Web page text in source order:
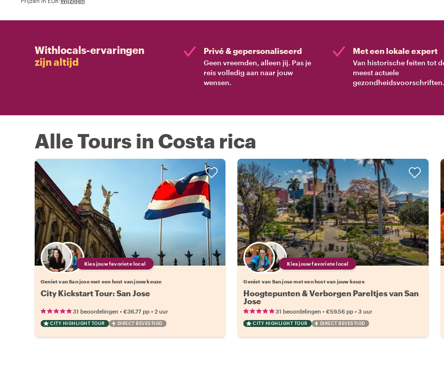
Withlocals-ervaringen
zijn altijd
Privé & gepersonaliseerd
Geen vreemden, alleen jij. Pas je
reis volledig aan naar jouw
wensen.
Met een lokale expert
Van historische feiten tot
meest actuele
gezondheidsvoorschriften.
Alle Tours in Costa rica
Kies jouw favoriete local
Geniet van San jose met een host van jouw keuze
City Kickstart Tour: San Jose
31 beoordelingen • €36.77 pp • 2 uur
CITY HIGHLIGHT TOUR DIRECT BEVESTIGD
Kies jouw favoriete local
Geniet van San jose met een host van jouw keuze
Hoogtepunten & Verborgen Pareltjes van San
Jose
31 beoordelingen •€59.56 pp •3 uur
CITY HIGHLIGHT TOUR DIRECT BEVESTIGD